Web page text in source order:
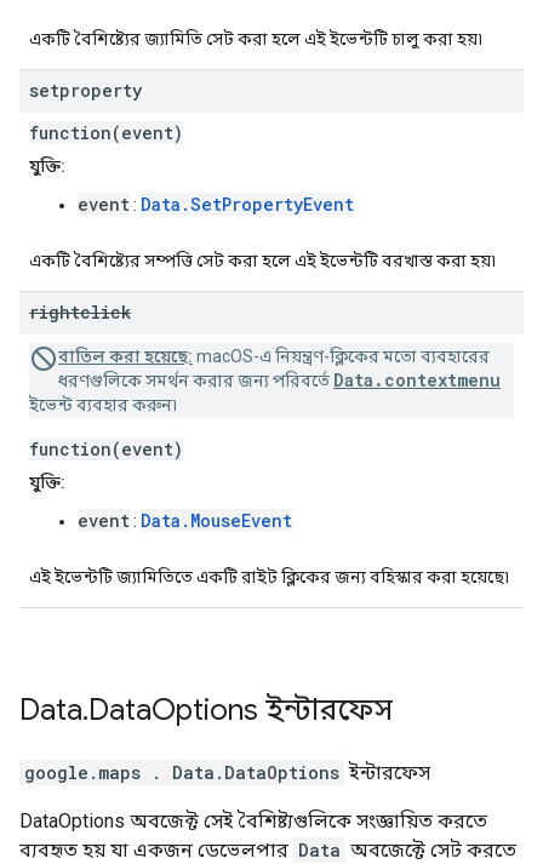
একটি বৈশিষ্ট্যের জ্যামিতি সেট করা হলে এই ইভেন্টটি চালু করা হয়৷
setproperty
function(event)
যুক্তি:
event: Data.SetPropertyEvent
একটি বৈশিষ্ট্যের সম্পত্তি সেট করা হলে এই ইভেন্টটি বরখাস্ত করা হয়৷
rightclick
বাতিল করা হয়েছে: macOS-এ নিয়ন্ত্রণ-ক্লিকের মতো ব্যবহারের
ধরণগুলিকে সমর্থন করার জন্য পরিবর্তে Data.contextmenu
ইভেন্ট ব্যবহার করুন৷
function(event)
যুক্তি:
event: Data.MouseEvent
এই ইভেন্টটি জ্যামিতিতে একটি রাইট ক্লিকের জন্য বহিস্কার করা হয়েছে৷
Data.DataOptions ইন্টারফেস
google.maps . Data.DataOptions ইন্টারফেস
DataOptions অবজেক্ট সেই বৈশিষ্ট্যগুলিকে সংজ্ঞায়িত করতে
ব্যবহৃত হয় যা একজন ডেভেলপার Data অবজেক্টে সেট করতে